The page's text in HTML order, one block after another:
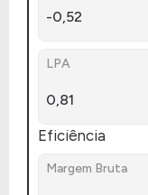
-0,52
LPA
0,81
Eficiência
Margem Bruta